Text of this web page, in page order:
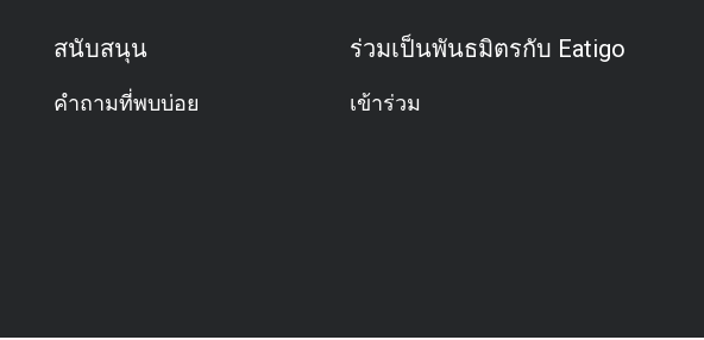
สนับสนุน
คำถามที่พบบ่อย
ร่วมเป็นพันธมิตรกับ Eatigo
เข้าร่วม